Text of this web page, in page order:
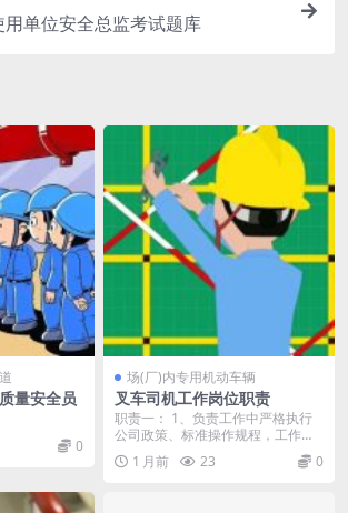
单位安全总监考试题库
量安全员
0
场(厂)内专用机动车辆
叉车司机工作岗位职责
职责一： 1、负责工作中严格执行
公司政策、标准操作规程，工作范
围有效配置的正常使...
1 月前 23 0